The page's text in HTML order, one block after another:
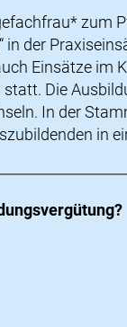
zum
in der
Einsätze im
Die
In der
in